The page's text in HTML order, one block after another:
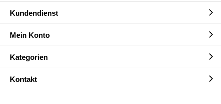
Kundendienst
Mein Konto
Kategorien
Kontakt